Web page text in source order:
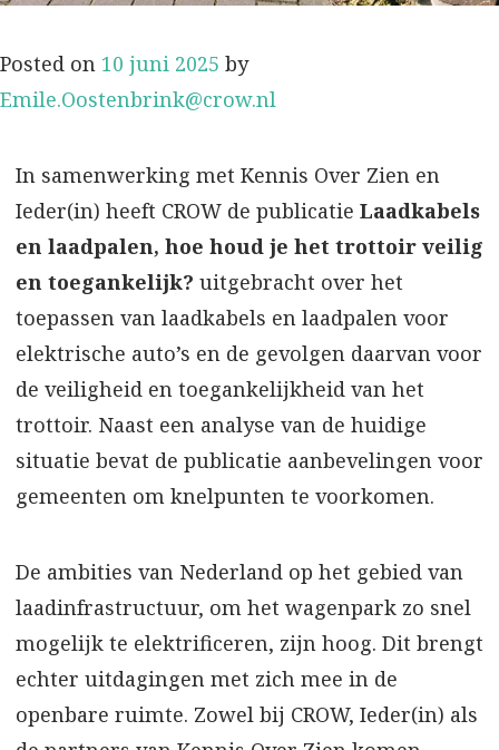
Posted on 10 juni 2025 by
Emile.Oostenbrink@crow.nl
In samenwerking met Kennis Over Zien en
Ieder(in) heeft CROW de publicatie Laadkabels
en laadpalen, hoe houd je het trottoir veilig
en toegankelijk? uitgebracht over het
toepassen van laadkabels en laadpalen voor
elektrische auto’s en de gevolgen daarvan voor
de veiligheid en toegankelijkheid van het
trottoir. Naast een analyse van de huidige
situatie bevat de publicatie aanbevelingen voor
gemeenten om knelpunten te voorkomen.
De ambities van Nederland op het gebied van
laadinfrastructuur, om het wagenpark zo snel
mogelijk te elektrificeren, zijn hoog. Dit brengt
echter uitdagingen met zich mee in de
openbare ruimte. Zowel bij CROW, Ieder(in) als